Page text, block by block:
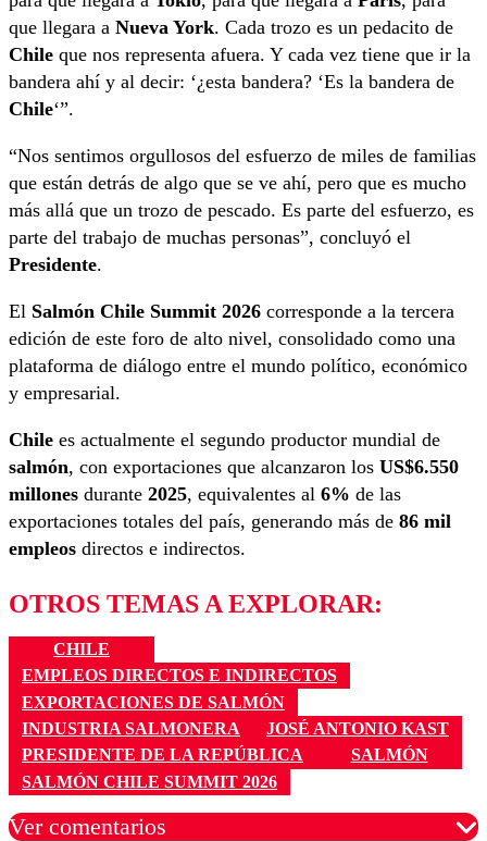
que llegara a Nueva York. Cada trozo es un pedacito de
Chile que nos representa afuera. Y cada vez tiene que ir la
bandera ahí y al decir: ‘¿esta bandera? ‘Es la bandera de
Chile‘”.
“Nos sentimos orgullosos del esfuerzo de miles de familias
que están detrás de algo que se ve ahí, pero que es mucho
más allá que un trozo de pescado. Es parte del esfuerzo, es
parte del trabajo de muchas personas”, concluyó el
Presidente.
El Salmón Chile Summit 2026 corresponde a la tercera
edición de este foro de alto nivel, consolidado como una
plataforma de diálogo entre el mundo político, económico
y empresarial.
Chile es actualmente el segundo productor mundial de
salmón, con exportaciones que alcanzaron los US$6.550
millones durante 2025, equivalentes al 6% de las
exportaciones totales del país, generando más de 86 mil
empleos directos e indirectos.
OTROS TEMAS A EXPLORAR:
CHILE
EMPLEOS DIRECTOS E INDIRECTOS
EXPORTACIONES DE SALMÓN
INDUSTRIA SALMONERA
JOSÉ ANTONIO KAST
PRESIDENTE DE LA REPÚBLICA
SALMÓN
SALMÓN CHILE SUMMIT 2026
Ver comentarios